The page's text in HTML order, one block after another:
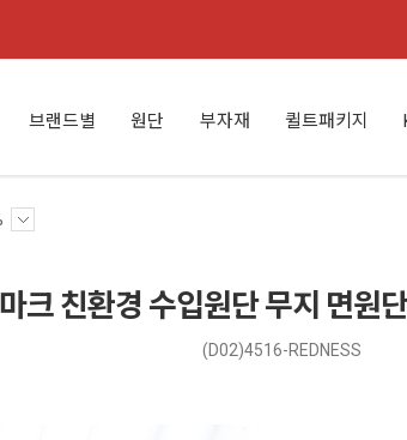
브랜드별 원단 부자재 퀼트패키지
크 친환경 수입원단 무지 면원
(D02)4516-REDNESS